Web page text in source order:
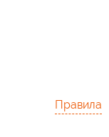
Правила